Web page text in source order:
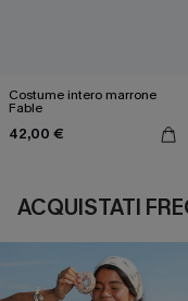
Costume intero marrone
Fable
42,00 €
ACQUISTATI